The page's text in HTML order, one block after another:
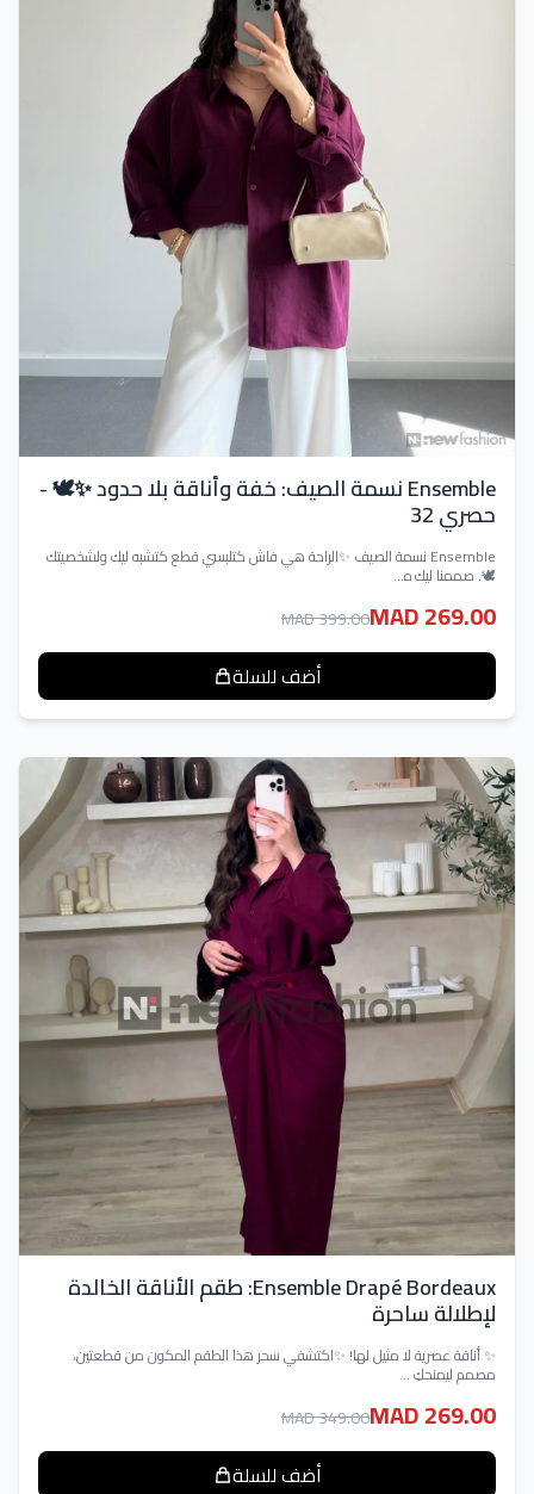
Ensemble نسمة الصيف: خفة وأناقة بلا حدود ✨🕊️ -
حصري 32
Ensemble نسمة الصيف ✨الراحة هي فاش كتلبسي قطع كتشبه ليك ولشخصيتك
🕊️. صممنا ليك ه...
MAD 269.00
MAD 399.00
أضف للسلة
Ensemble Drapé Bordeaux: طقم الأناقة الخالدة
لإطلالة ساحرة
✨ أناقة عصرية لا مثيل لها! ✨اكتشفي سحر هذا الطقم المكون من قطعتين،
مصمم ليمنحكِ ...
MAD 269.00
MAD 349.00
أضف للسلة